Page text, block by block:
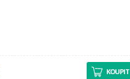
KOUPIT